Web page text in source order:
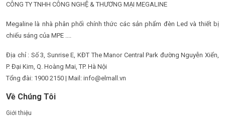
CÔNG TY TNHH CÔNG NGHỆ & THƯƠNG MẠI MEGALINE
Megaline là nhà phân phối chính thức các sản phẩm đèn Led và thiết bị
chiếu sáng của MPE ....
Địa chỉ : Số 3, Sunrise E, KĐT The Manor Central Park đường Nguyễn Xiển,
P. Đại Kim, Q. Hoàng Mai, TP. Hà Nội
Tổng đài: 1900 2150 | Mail: info@elmall.vn
Về Chúng Tôi
Giới thiệu